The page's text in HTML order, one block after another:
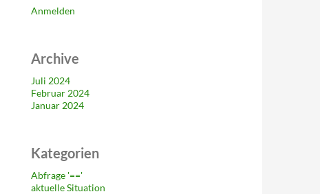
Anmelden
Archive
Juli 2024
Februar 2024
Januar 2024
Kategorien
Abfrage '=='
aktuelle Situation